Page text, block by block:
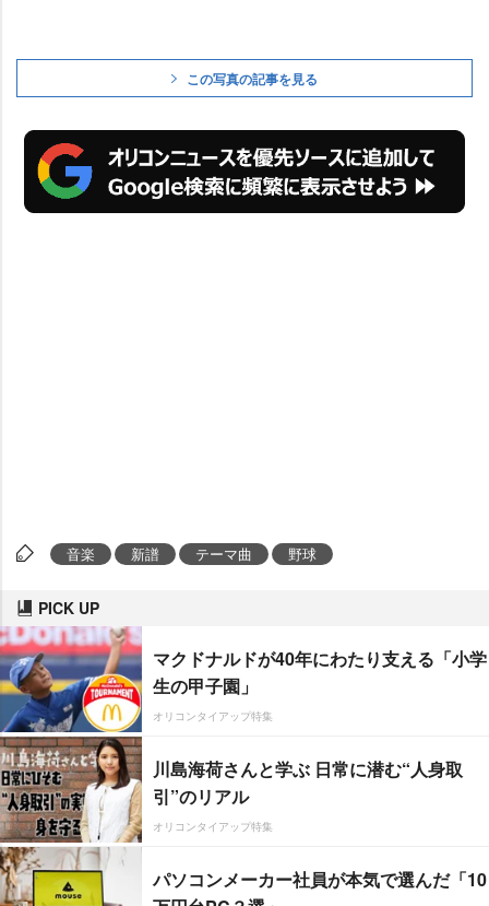
この写真の記事を見る
音楽 新譜 テーマ曲 野球
PICK UP
マクドナルドが40年にわたり支える「小学
生の甲子園」
オリコンタイアップ特集
川島海荷さんと学ぶ 日常に潜む“人身取
引”のリアル
オリコンタイアップ特集
パソコンメーカー社員が本気で選んだ「10